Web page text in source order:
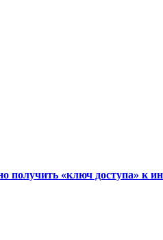
получить «ключ доступа» к